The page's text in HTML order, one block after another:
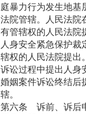
庭暴力行为发生地基
法院管辖。人民法院
有管辖权的人民法院
人身安全紧急保护
辖权的人民法院提出
诉讼过程中提出人身
婚姻案件诉讼终结后
辖。
第六条 诉前、诉后